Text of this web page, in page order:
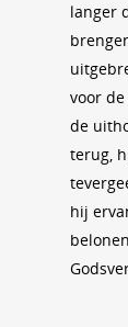
langer
voor
de
terug,
hij